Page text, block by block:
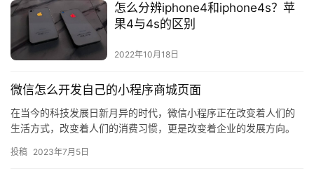
怎么分辨iphone4和iphone4s？苹
果4与4s的区别
2022年10月18日
微信怎么开发自己的小程序商城页面
在当今的科技发展日新月异的时代，微信小程序正在改变着人们的
生活方式，改变着人们的消费习惯，更是改变着企业的发展方向。
业可以…
投稿 2023年7月5日